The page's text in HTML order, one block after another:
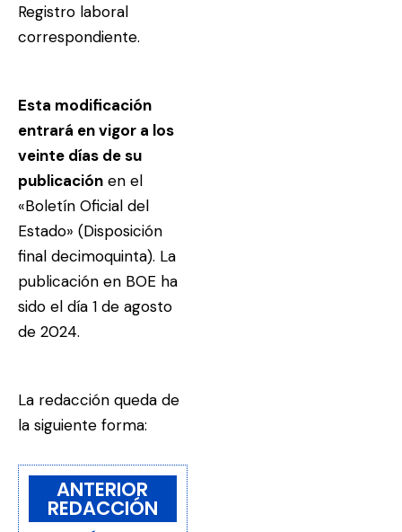
Registro laboral
correspondiente.
Esta modificación
entrará en vigor a los
veinte días de su
publicación en el
«Boletín Oficial del
Estado» (Disposición
final decimoquinta). La
publicación en BOE ha
sido el día 1 de agosto
de 2024.
La redacción queda de
la siguiente forma:
ANTERIOR
REDACCIÓN